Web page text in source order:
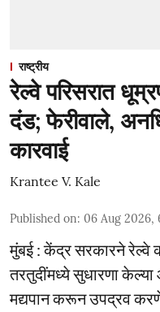
राष्ट्रीय
रेल्वे परिसरात
दंड; फेरीवाले,
कारवाई
Krantee V. Kale
Published on: 06 Aug 2026,
मुंबई : केंद्र सरकारने रेल्वे
तरतुदींमध्ये सुधारणा
मद्यपान करून उपद्रव